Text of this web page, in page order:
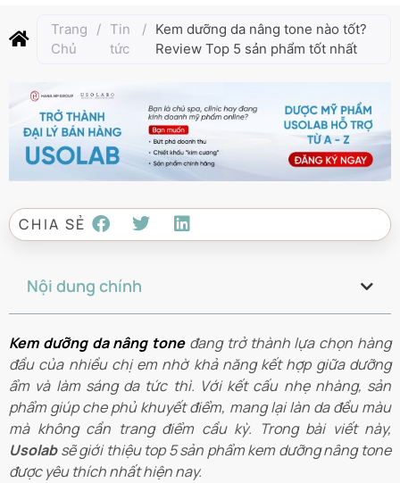
Trang
Chủ
/ Tin
tức
/ Kem dưỡng da nâng tone nào tốt?
Review Top 5 sản phẩm tốt nhất
CHIA SẺ
Nội dung chính
Kem dưỡng da nâng toneđang trở thành lựa chọn hàng
đầu của nhiều chị em nhờ khả năng kết hợp giữa dưỡng
ẩm và làm sáng da tức thì. Với kết cấu nhẹ nhàng, sản
phẩm giúp che phủ khuyết điểm, mang lại làn da đều màu
mà không cần trang điểm cầu kỳ. Trong bài viết này,
Usolabsẽ giới thiệu top 5 sản phẩm kem dưỡng nâng tone
được yêu thích nhất hiện nay.